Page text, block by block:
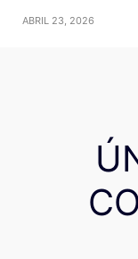
ABRIL 23, 2026